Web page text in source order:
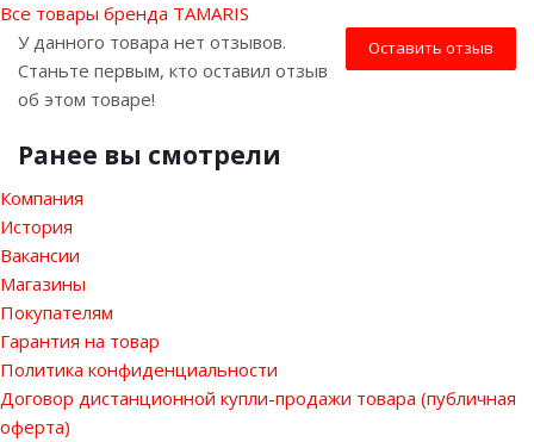
Все товары бренда TAMARIS
Оставить отзыв
У данного товара нет отзывов.
Станьте первым, кто оставил отзыв
об этом товаре!
Ранее вы смотрели
Компания
История
Вакансии
Магазины
Покупателям
Гарантия на товар
Политика конфиденциальности
Договор дистанционной купли-продажи товара (публичная
оферта)